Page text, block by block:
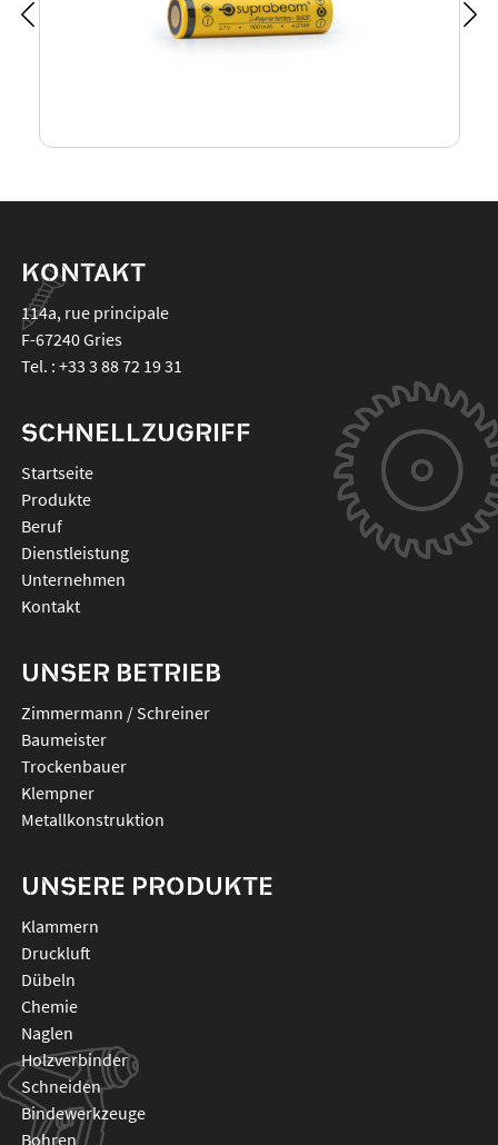
KONTAKT
114a, rue principale
F-67240Gries
Tel. : +33 3 88 72 19 31
SCHNELLZUGRIFF
Startseite
Produkte
Beruf
Dienstleistung
Unternehmen
Kontakt
UNSER BETRIEB
Zimmermann / Schreiner
Baumeister
Trockenbauer
Klempner
Metallkonstruktion
UNSERE PRODUKTE
klammern
druckluft
dübeln
chemie
naglen
holzverbinder
schneiden
bindewerkzeuge
bohren